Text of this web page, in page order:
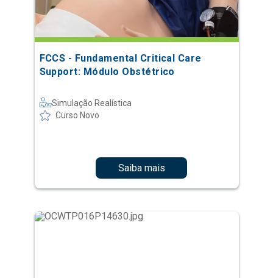
FCCS - Fundamental Critical Care
Support: Módulo Obstétrico
Simulação Realística
Curso Novo
Saiba mais